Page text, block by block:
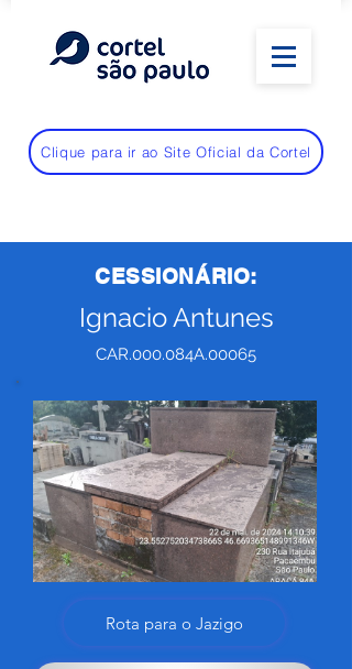
Clique para ir ao Site Oficial da Cortel
CESSIONÁRIO:
Ignacio Antunes
CAR.000.084A.00065
Rota para o Jazigo